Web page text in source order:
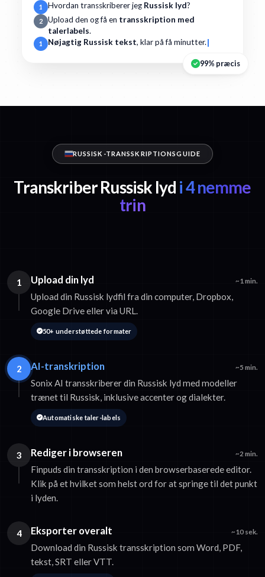
1 Hvordan transskriberer jeg Russisk lyd?
2 Upload den og få en transskription med
talerlabels.
1 Nøjagtig Russisk tekst, klar på få minutter.
99% præcis
RUSSISK-TRANSSKRIPTIONSGUIDE
Transkriber Russisk lyd i 4 nemme
trin
1 Upload din lyd ~1 min.
Upload din Russisk lydfil fra din computer, Dropbox,
Google Drive eller via URL.
50+ understøttede formater
2 AI-transkription ~5 min.
Sonix AI transskriberer din Russisk lyd med modeller
trænet til Russisk, inklusive accenter og dialekter.
Automatiske taler-labels
3 Rediger i browseren ~2 min.
Finpuds din transskription i den browserbaserede editor.
Klik på et hvilket som helst ord for at springe til det punkt
i lyden.
4 Eksporter overalt ~10 sek.
Download din Russisk transskription som Word, PDF,
tekst, SRT eller VTT.